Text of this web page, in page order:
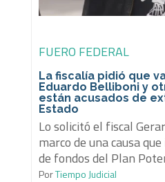
FUERO FEDERAL
La fiscalía pidió que
Eduardo Belliboni y
están acusados de
Estado
Lo solicitó el fiscal
marco de una causa
de fondos del Plan
PorTiempo Judicial